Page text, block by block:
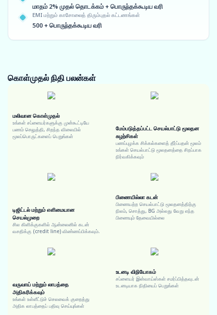
மாதம் 2% முதல் தொடக்கம் + பொருந்தக்கூடிய வரி
EMI மற்றும் காசோலைத் திரும்புதல் கட்டணங்கள்
500 + பொருந்தக்கூடிய வரி
கொள்முதல் நிதிபலன்கள்
மலிவான கொள்முதல்
உங்கள் சப்ளையர்களுக்கு முன்கூட்டியே
பணம் செலுத்தி, சிறந்த விலையில்
மூலப்பொருட்களைப் பெறுங்கள்
மேம்படுத்தப்பட்ட செயல்பாட்டு மூலதன
சுழற்சிகள்
பணப்புழக்க சிக்கல்களைத் தீர்ப்பதன் மூலம்
உங்கள் செயல்பாட்டு மூலதனத்தை சிறப்பாக
நிர்வகிக்கவும்
டிஜிட்டல் மற்றும் எளிமையான
செயல்முறை
சில கிளிக்குகளில் ஆன்லைனில் கடன்
வசதிக்கு (credit line) விண்ணப்பிக்கவும்.
பிணையில்லா கடன்
பிணையற்ற செயல்பாட்டு மூலதனத்திற்கு
நிலம், சொத்து, BG அல்லது வேறு எந்த
பிணையும் தேவையில்லை
வருவாய் மற்றும் லாபத்தை
அதிகரிக்கவும்
உங்கள் உள்ளீட்டுச் செலவைக் குறைத்து
அதிக லாபத்தைப் பதிவு செய்யுங்கள்
உடனடி விநியோகம்
சப்ளையர் இன்வாய்ஸ்கள் சமர்ப்பித்தவுடன்
உடனடியாக நிதியைப் பெறுங்கள்